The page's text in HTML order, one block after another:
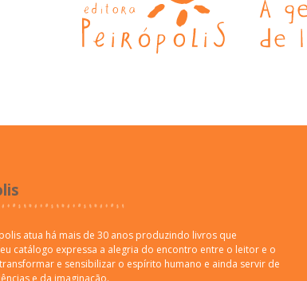
atua há mais de 30 anos produzindo livros que
catálogo expressa a alegria do encontro entre o leitor e o
e sensibilizar o espírito humano e ainda servir de
e da imaginação.